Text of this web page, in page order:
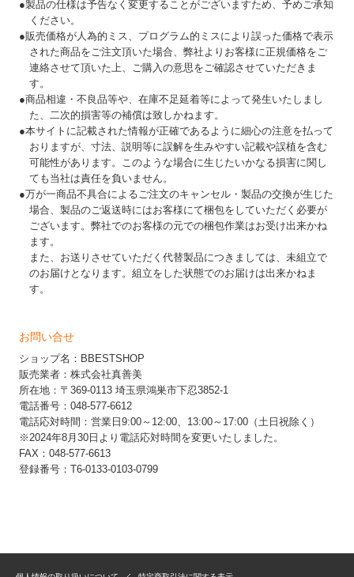
●製品の仕様は予告なく変更することがございますため、予めご承知
ください。
●販売価格が人為的ミス、プログラム的ミスにより誤った価格で表示
された商品をご注文頂いた場合、弊社よりお客様に正規価格をご
連絡させて頂いた上、ご購入の意思をご確認させていただきま
す。
●商品相違・不良品等や、在庫不足延着等によって発生いたしまし
た、二次的損害等の補償は致しかねます。
●本サイトに記載された情報が正確であるように細心の注意を払って
おりますが、寸法、説明等に誤解を生みやすい記載や誤植を含む
可能性があります。このような場合に生じたいかなる損害に関し
ても当社は責任を負いません。
●万が一商品不具合によるご注文のキャンセル・製品の交換が生じた
場合、製品のご返送時にはお客様にて梱包をしていただく必要が
ございます。弊社でのお客様の元での梱包作業はお受け出来かね
ます。
また、お送りさせていただく代替製品につきましては、未組立で
のお届けとなります。組立をした状態でのお届けは出来かねま
す。
お問い合せ
ショップ名：BBESTSHOP
販売業者：株式会社真善美
所在地：〒369-0113 埼玉県鴻巣市下忍3852-1
電話番号：048-577-6612
電話応対時間：営業日9:00～12:00、13:00～17:00（土日祝除く）
※2024年8月30日より電話応対時間を変更いたしました。
FAX：048-577-6613
登録番号：T6-0133-0103-0799